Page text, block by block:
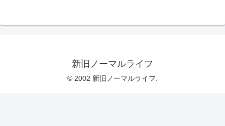
新旧ノーマルライフ
© 2002 新旧ノーマルライフ.